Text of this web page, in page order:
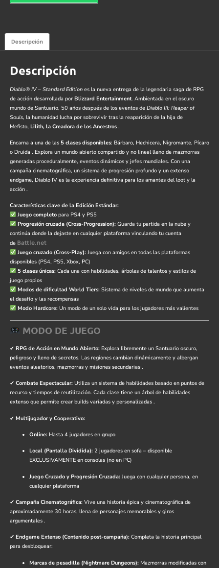
Descripción
Descripción
Diablo® IV – Standard Edition es la nueva entrega de la legendaria saga de RPG
de acción desarrollada por Blizzard Entertainment. Ambientada en el oscuro
mundo de Santuario, 50 años después de los eventos de Diablo III: Reaper of
Souls, la humanidad lucha por sobrevivir tras la reaparición de la hija de
Mefisto, Lilith, la Creadora de los Ancestros .
Encarna a una de las 5 clases disponibles: Bárbaro, Hechicera, Nigromante, Pícaro
o Druida . Explora un mundo abierto compartido y no lineal lleno de mazmorras
generadas proceduralmente, eventos dinámicos y jefes mundiales. Con una
campaña cinematográfica, un sistema de progresión profundo y un extenso
endgame, Diablo IV es la experiencia definitiva para los amantes del loot y la
acción .
Características clave de la Edición Estándar:
Juego completopara PS4 y PS5
Progresión cruzada (Cross-Progression):Guarda tu partida en la nube y
continúa donde la dejaste en cualquier plataforma vinculando tu cuenta
de Battle.net
Juego cruzado (Cross-Play):Juega con amigos en todas las plataformas
disponibles (PS4, PS5, Xbox, PC)
5 clases únicas:Cada una con habilidades, árboles de talentos y estilos de
juego propios
Modos de dificultad World Tiers:Sistema de niveles de mundo que aumenta
el desafío y las recompensas
Modo Hardcore:Un modo de un solo vida para los jugadores más valientes
MODO DE JUEGO
✔ RPG de Acción en Mundo Abierto: Explora libremente un Santuario oscuro,
peligroso y lleno de secretos. Las regiones cambian dinámicamente y albergan
eventos aleatorios, mazmorras y misiones secundarias .
✔ Combate Espectacular: Utiliza un sistema de habilidades basado en puntos de
recurso y tiempos de reutilización. Cada clase tiene un árbol de habilidades
extenso que permite crear builds variadas y personalizadas .
✔ Multijugador y Cooperativo:
Online: Hasta 4 jugadores en grupo
Local (Pantalla Dividida): 2 jugadores en sofa – disponible
EXCLUSIVAMENTE en consolas (no en PC)
Juego Cruzado y Progresión Cruzada: Juega con cualquier persona, en
cualquier plataforma
✔ Campaña Cinematográfica: Vive una historia épica y cinematográfica de
aproximadamente 30 horas, llena de personajes memorables y giros
argumentales .
✔ Endgame Extenso (Contenido post-campaña): Completa la historia principal
para desbloquear:
Marcas de pesadilla (Nightmare Dungeons): Mazmorras modificadas con